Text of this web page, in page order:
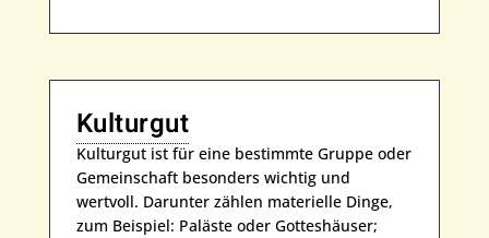
Kulturgut
Kulturgut ist für eine bestimmte Gruppe oder
Gemeinschaft besonders wichtig und
wertvoll. Darunter zählen materielle Dinge,
zum Beispiel: Paläste oder Gotteshäuser;